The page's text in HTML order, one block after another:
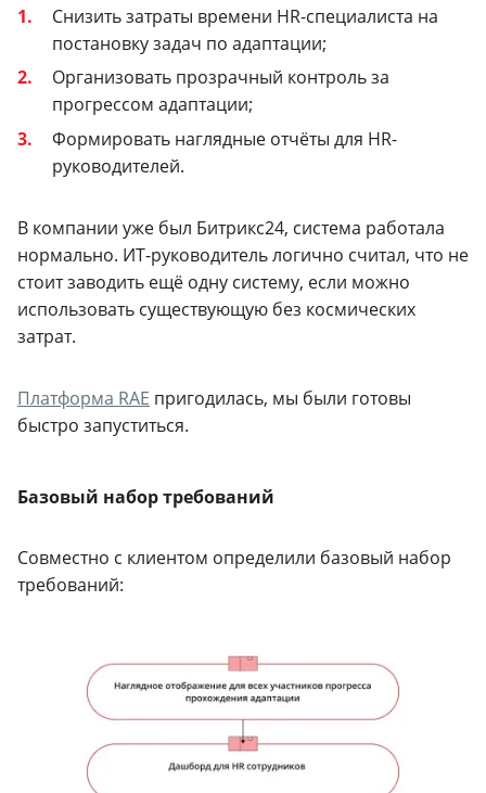
Снизить затраты времени HR-специалиста на
постановку задач по адаптации;
Организовать прозрачный контроль за
прогрессом адаптации;
Формировать наглядные отчёты для HR-
руководителей.
В компании уже был Битрикс24, система работала
нормально. ИТ-руководитель логично считал, что не
стоит заводить ещё одну систему, если можно
использовать существующую без космических
затрат.
Платформа RAE пригодилась, мы были готовы
быстро запуститься.
Базовый набор требований
Совместно с клиентом определили базовый набор
требований: